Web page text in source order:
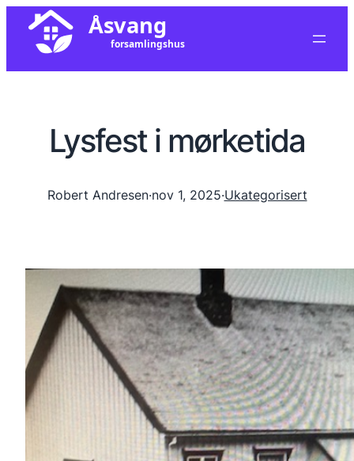
Lysfest i mørketida
Robert Andresen·nov 1, 2025·Ukategorisert